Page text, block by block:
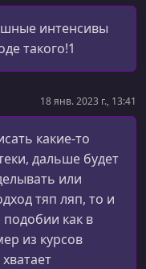
интенсивы
такого!1
18 янв. 2023 г., 13:41
какие-то
дальше будет
или
тяп ляп, то и
подобии как в
из курсов